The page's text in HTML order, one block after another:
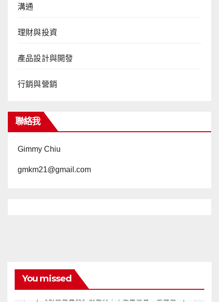
溝通
理財與投資
產品設計與開發
行銷與營銷
聯絡我
Gimmy Chiu
gmkm21@gmail.com
You missed